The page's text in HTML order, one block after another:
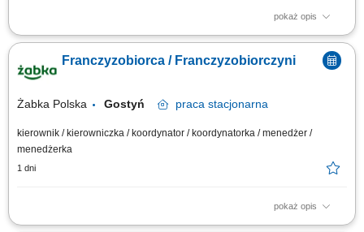
pokaż opis
Główne zadania: Prowadzenie własnej działalności gospodarczej w
oparciu o sprawdzony model biznesowy. Dbanie o wysoką jakość obsługi.
Monitorowanie stanów magazynowych i zamówień. Dostosowywanie
asortymentu sklepu do potrzeb lokalnego rynku. Współpraca z centralą w
Franczyzobiorca / Franczyzobiorczyni
Żabka Polska Gostyń praca stacjonarna
kierownik / kierowniczka / koordynator / koordynatorka / menedżer /
menedżerka
1 dni
pokaż opis
Główne zadania: Prowadzenie własnej działalności gospodarczej w